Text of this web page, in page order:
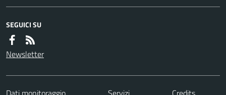
SEGUICI SU
Newsletter